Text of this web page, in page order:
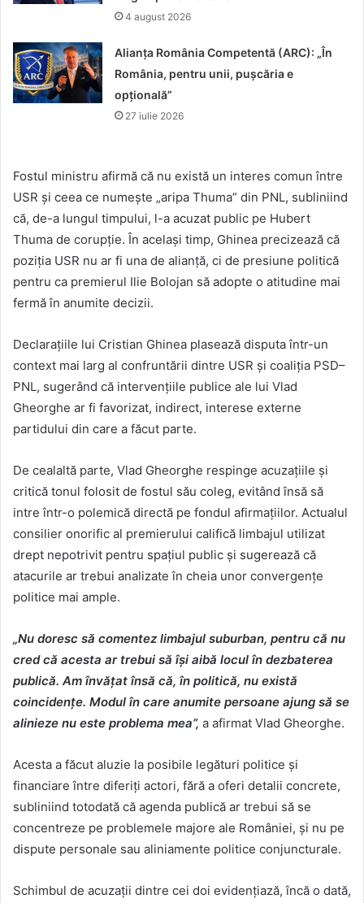
4 august 2026
Alianța România Competentă (ARC): „În
România, pentru unii, pușcăria e
opțională”
27 iulie 2026
Fostul ministru afirmă că nu există un interes comun între
USR și ceea ce numește „aripa Thuma” din PNL, subliniind
că, de-a lungul timpului, l-a acuzat public pe Hubert
Thuma de corupție. În același timp, Ghinea precizează că
poziția USR nu ar fi una de alianță, ci de presiune politică
pentru ca premierul Ilie Bolojan să adopte o atitudine mai
fermă în anumite decizii.
Declarațiile lui Cristian Ghinea plasează disputa într-un
context mai larg al confruntării dintre USR și coaliția PSD–
PNL, sugerând că intervențiile publice ale lui Vlad
Gheorghe ar fi favorizat, indirect, interese externe
partidului din care a făcut parte.
De cealaltă parte, Vlad Gheorghe respinge acuzațiile și
critică tonul folosit de fostul său coleg, evitând însă să
intre într-o polemică directă pe fondul afirmațiilor. Actualul
consilier onorific al premierului califică limbajul utilizat
drept nepotrivit pentru spațiul public și sugerează că
atacurile ar trebui analizate în cheia unor convergențe
politice mai ample.
„Nu doresc să comentez limbajul suburban, pentru că nu
cred că acesta ar trebui să își aibă locul în dezbaterea
publică. Am învățat însă că, în politică, nu există
coincidențe. Modul în care anumite persoane ajung să se
alinieze nu este problema mea”, a afirmat Vlad Gheorghe.
Acesta a făcut aluzie la posibile legături politice și
financiare între diferiți actori, fără a oferi detalii concrete,
subliniind totodată că agenda publică ar trebui să se
concentreze pe problemele majore ale României, și nu pe
dispute personale sau aliniamente politice conjuncturale.
Schimbul de acuzații dintre cei doi evidențiază, încă o dată,